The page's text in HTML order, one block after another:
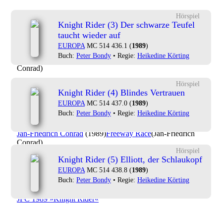
Jan-Friedrich Conrad (1989) Dirty Car [slower tempo](Jan-
Friedrich Conrad)
JFC 1989 »Knight Rider«
Jan-Friedrich Conrad(1989)Down The Road(Jan-Friedrich
Conrad)
JFC 1989 »Knight Rider«
Jan-Friedrich Conrad (1989) Frantic Moments(Jan-Friedrich
JFC 1989 »Knight Rider«
Jan-Friedrich Conrad (1989)Freeway Race(Jan-Friedrich
Conrad)
JFC 1989 »Knight Rider«
Jan-Friedrich Conrad(1989)Get The Truck
JFC 1989 »Knight Rider«
Hörspiel
Knight Rider (3) Der schwarze Teufel
taucht wieder auf
EUROPA MC 514 436.1 (1989)
Buch: Peter Bondy • Regie: Heikedine Körting
Hörspiel
Knight Rider (4) Blindes Vertrauen
EUROPA MC 514 437.0 (1989)
Buch: Peter Bondy • Regie: Heikedine Körting
Hörspiel
Knight Rider (5) Elliott, der Schlaukopf
EUROPA MC 514 438.8 (1989)
Buch: Peter Bondy • Regie: Heikedine Körting